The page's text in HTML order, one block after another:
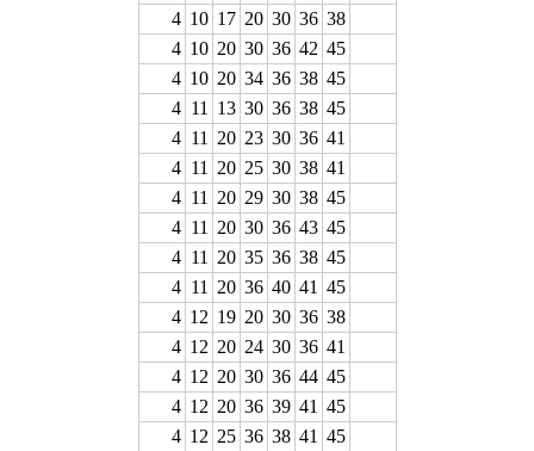
4 10 17 20 30 36 38
4 10 20 30 36 42 45
4 10 20 34 36 38 45
4 11 13 30 36 38 45
4 11 20 23 30 36 41
4 11 20 25 30 38 41
4 11 20 29 30 38 45
4 11 20 30 36 43 45
4 11 20 35 36 38 45
4 11 20 36 40 41 45
4 12 19 20 30 36 38
4 12 20 24 30 36 41
4 12 20 30 36 44 45
4 12 20 36 39 41 45
4 12 25 36 38 41 45